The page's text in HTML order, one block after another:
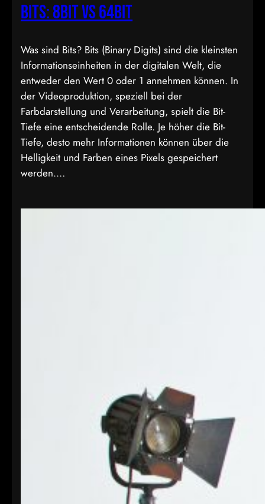
Bits: 8bit vs 64bit
Was sind Bits? Bits (Binary Digits) sind die kleinsten
Informationseinheiten in der digitalen Welt, die
entweder den Wert 0 oder 1 annehmen können. In
der Videoproduktion, speziell bei der
Farbdarstellung und Verarbeitung, spielt die Bit-
Tiefe eine entscheidende Rolle. Je höher die Bit-
Tiefe, desto mehr Informationen können über die
Helligkeit und Farben eines Pixels gespeichert
werden.…